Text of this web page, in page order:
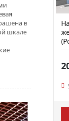
в
шкале